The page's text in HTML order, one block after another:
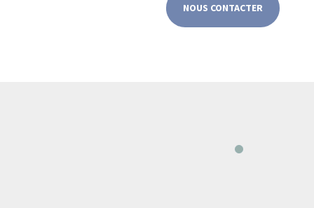
NOUS CONTACTER